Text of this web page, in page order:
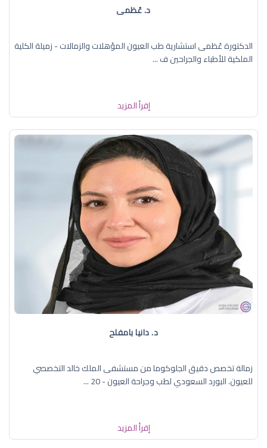
د. عُظمى
الدكتورة عُظمى استشارية طب العيون المؤهلات والزمالات - زميلة الكلية
الملكية للأطباء والجراحين ف ...
إقرأ المزيد
د. دانيا بامفلح
زمالة تخصص دقيق الجلوكوما من مستشفى الملك خالد التخصصي
للعيون. البورد السعودي لطب وجراحة العيون - 20 ...
إقرأ المزيد